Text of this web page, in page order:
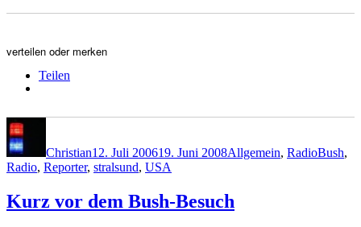
verteilen oder merken
Teilen
Christian12. Juli 200619. Juni 2008Allgemein, RadioBush,
Radio, Reporter, stralsund, USA
Kurz vor dem Bush-Besuch